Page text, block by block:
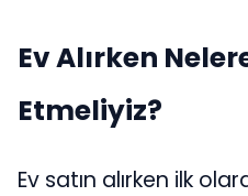
Ev Alırken
Etmeliyiz?
Ev satın alırken ilk